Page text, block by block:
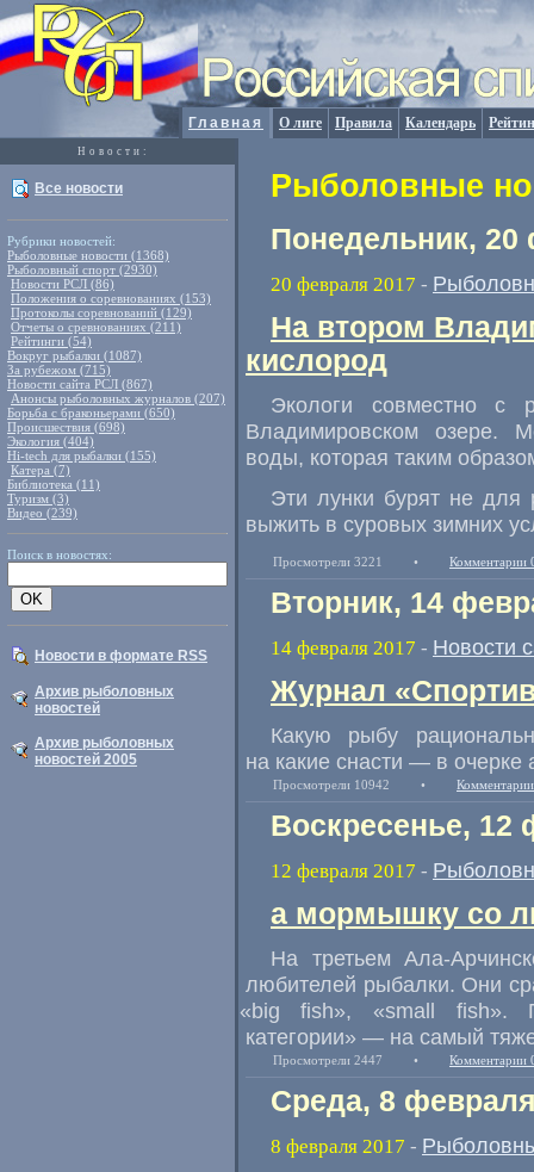
Главная О лиге Правила Календарь
Новости:
Все новости
Рубрики новостей:
Рыболовные новости (1368)
Рыболовный спорт (2930)
Новости РСЛ (86)
Положения о соревнованиях (153)
Протоколы соревнований (129)
Отчеты о сревнованиях (211)
Рейтинги (54)
Вокруг рыбалки (1087)
За рубежом (715)
Новости сайта РСЛ (867)
Анонсы рыболовных журналов (207)
Борьба с браконьерами (650)
Происшествия (698)
Экология (404)
Hi-tech для рыбалки (155)
Катера (7)
Библиотека (11)
Туризм (3)
Видео (239)
Поиск в новостях:
Новости в формате RSS
Архив рыболовных
новостей
Архив рыболовных
новостей 2005
Рыболовные
Понедельник, 20
20 февраля 2017 -
На втором
кислород
Экологи совместно с
Владимировском озере.
воды, которая таким
Эти лунки бурят не
выжить в суровых зимних
Просмотрели 3221 • Комментарии
Вторник, 14
14 февраля 2017 - Новости
Журнал
Какую рыбу
на какие снасти — в очерке
Просмотрели 10942 •
Воскресенье, 12
12 февраля 2017 -
а мормышку со
На третьем Ала-
любителей рыбалки. Они
«big fish», «small fish».
категории» — на самый
Просмотрели 2447 • Комментарии
Среда, 8
8 февраля 2017 -